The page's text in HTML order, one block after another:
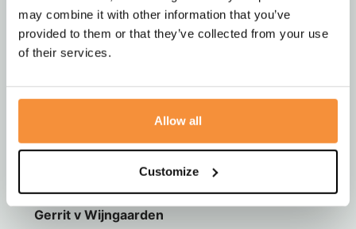
may combine it with other information that you’ve
provided to them or that they’ve collected from your use
of their services.
Allow all
Customize
bereiken is het een enorm gemis. zeker voor jullie Pa
en Ma Vlug zo noemde we jullie (groot) ouders Dat
volede ook zo ze waren als ouders voor ons We weten
ramp bij Camp Jozua En ook na die tijd de mooie
conferenties die we met elkaar mochten beleven en
wij zullen Peter missen Gerrit en Nelleke
Gerrit v Wijngaarden